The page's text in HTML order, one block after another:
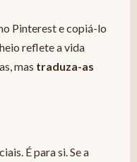
Pinterest e copiá-lo
reflete a vida
mas traduza-as
É para si. Se a